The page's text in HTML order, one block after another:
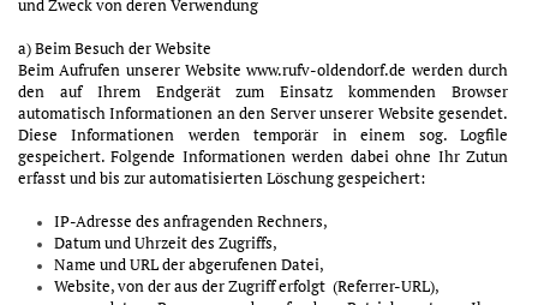
und Zweck von deren Verwendung
a) Beim Besuch der Website
Beim Aufrufen unserer Websitewww.rufv-oldendorf.de werden durch
den auf Ihrem Endgerät zum Einsatz kommenden Browser
automatisch Informationen an den Server unserer Website gesendet.
Diese Informationen werden temporär in einem sog. Logfile
gespeichert. Folgende Informationen werden dabei ohne Ihr Zutun
erfasst und bis zur automatisierten Löschung gespeichert:
IP-Adresse des anfragenden Rechners,
Datum und Uhrzeit des Zugriffs,
Name und URL der abgerufenen Datei,
Website, von der aus der Zugriff erfolgt (Referrer-URL),